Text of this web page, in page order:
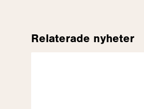
Relaterade nyheter